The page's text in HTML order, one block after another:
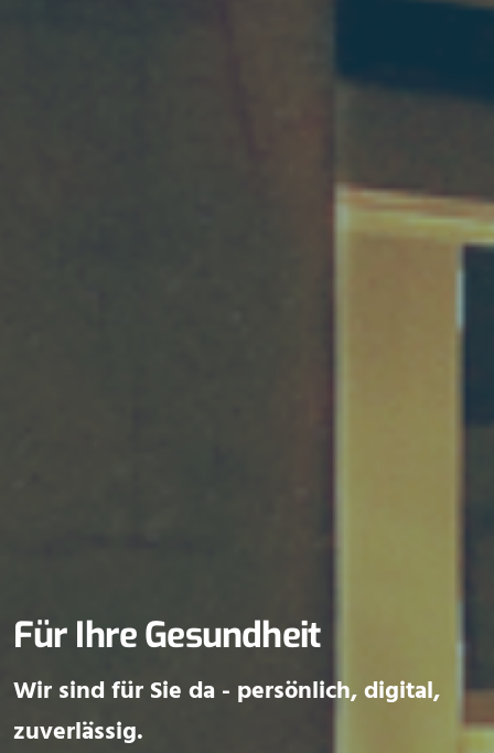
Für Ihre Gesundheit
Wir sind für Sie da - persönlich, digital,
zuverlässig.